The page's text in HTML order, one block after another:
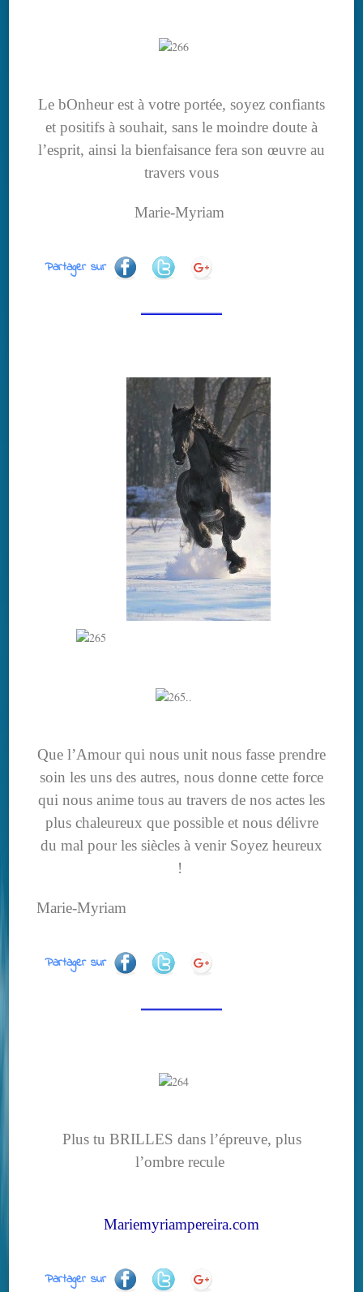
Le bOnheur est à votre portée, soyez confiants
et positifs à souhait, sans le moindre doute à
l’esprit, ainsi la bienfaisance fera son œuvre au
travers vous
Marie-Myriam
Partager sur
Que l’Amour qui nous unit nous fasse prendre
soin les uns des autres, nous donne cette force
qui nous anime tous au travers de nos actes les
plus chaleureux que possible et nous délivre
du mal pour les siècles à venir Soyez heureux
!
Marie-Myriam
Partager sur
Plus tu BRILLES dans l’épreuve, plus
l’ombre recule
Mariemyriampereira.com
Partager sur